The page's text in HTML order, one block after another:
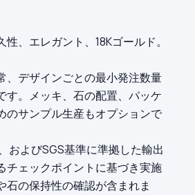
、エレガント、18Kゴールド。
、デザインごとの最小発注数量
す。メッキ、石の配置、パッケ
のサンプル生産もオプションで
およびSGS基準に準拠した輸出
チェックポイントに基づき実施
石の保持性の確認が含まれま